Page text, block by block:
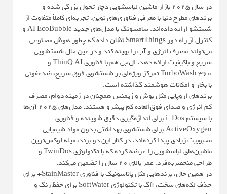
در سال ۲۰۲۵ بازار ماشین لباسشویی دچار تحول بزرگی شده و
برندهای مطرح دنیا با معرفی فناوری‌های نوین، تجربه‌ای کاملاً متفاوت از
شستشو ارائه داده‌اند. سامسونگ با مدل‌های جدید AI EcoBubble و
کنترل از راه دور SmartThings نشان داده که چطور هوش مصنوعی
می‌تواند مصرف انرژی و آب را بهینه کند و در عین حال شستشویی
سریع و باکیفیت ارائه دهد. ال‌جی هم با فناوری ThinQ AI و
TurboWash 360 تمرکز ویژه‌ای بر شستشوی فوق سریع، ضدعفونی
با بخار و امکانات هوشمند گذاشته است.
برندهای اروپایی مثل بوش و زیمنس همچنان در زمینه دوام، مصرف
کم انرژی و صدای فوق‌العاده کم پیشرو هستند. مدل‌های ۲۰۲۵ آن‌ها
با سیستم i-Dos برای اندازه‌گیری دقیق شوینده و فناوری
ActiveOxygen برای شستشوی بهداشتی بدون مواد شیمیایی
محبوبیت زیادی پیدا کرده‌اند. در کنار این دو برند، میله لوکس‌ترین
ماشین‌های لباسشویی را عرضه کرده که با تکنولوژی TwinDos و
طراحی منحصر‌به‌فرد، عمر بالای ۲۰ سال را تضمین می‌کند.
در همین حال، برندهایی مثل پاناسونیک با فناوری StainMaster+ برای
حذف لکه‌های سخت، آاِگ با تکنولوژی SoftWater برای حفظ رنگ و